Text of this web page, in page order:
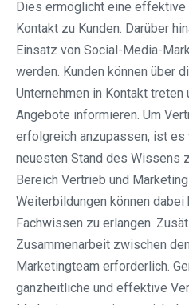
Dies ermöglicht eine
Kontakt zu Kunden. Darüber
Einsatz von Social-Media-
werden. Kunden können über
Unternehmen in Kontakt
Angebote informieren. Um
erfolgreich anzupassen, ist
neuesten Stand des Wissens
Bereich Vertrieb und
Weiterbildungen können
Fachwissen zu erlangen.
Zusammenarbeit zwischen
Marketingteam erforderlich.
ganzheitliche und effektive